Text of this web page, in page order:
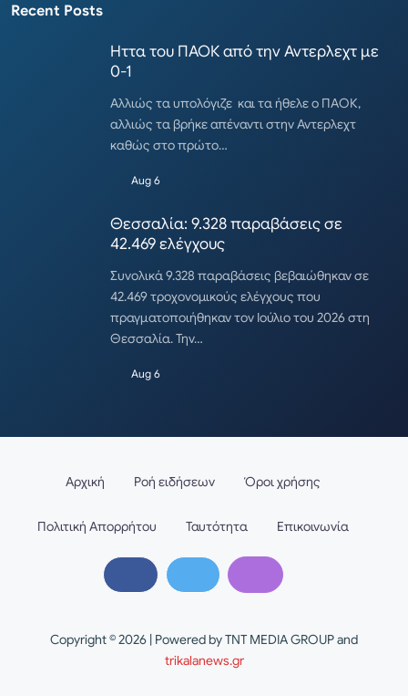
Recent Posts
Ηττα του ΠΑΟΚ από την Αντερλεχτ με
0-1
Αλλιώς τα υπολόγιζε και τα ήθελε ο ΠΑΟΚ,
αλλιώς τα βρήκε απέναντι στην Αντερλεχτ
καθώς στο πρώτο…
Aug 6
Θεσσαλία: 9.328 παραβάσεις σε
42.469 ελέγχους
Συνολικά 9.328 παραβάσεις βεβαιώθηκαν σε
42.469 τροχονομικούς ελέγχους που
πραγματοποιήθηκαν τον Ιούλιο του 2026 στη
Θεσσαλία. Την…
Aug 6
Copyright © 2026 | Powered by TNT MEDIA GROUP and
trikalanews.gr
Αρχική Ροή ειδήσεων Όροι χρήσης
Πολιτική Απορρήτου Ταυτότητα Επικοινωνία